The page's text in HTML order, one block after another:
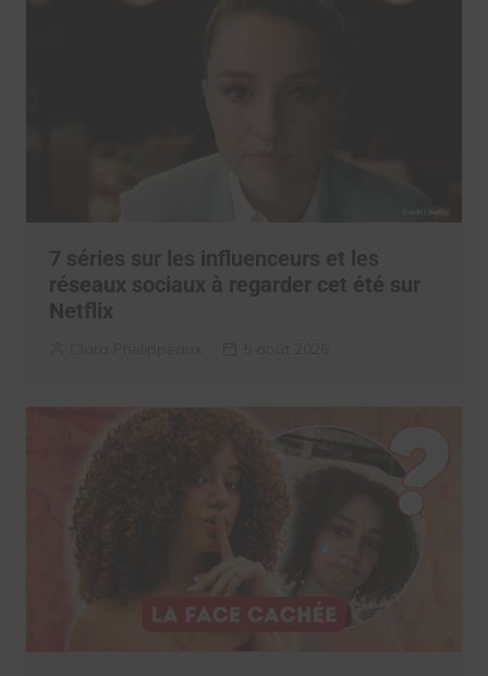
7 séries sur les influenceurs et les
réseaux sociaux à regarder cet été sur
Netflix